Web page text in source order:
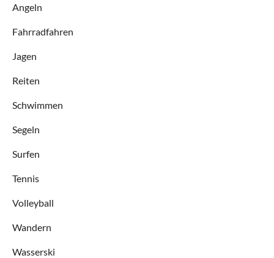
Angeln
Fahrradfahren
Jagen
Reiten
Schwimmen
Segeln
Surfen
Tennis
Volleyball
Wandern
Wasserski